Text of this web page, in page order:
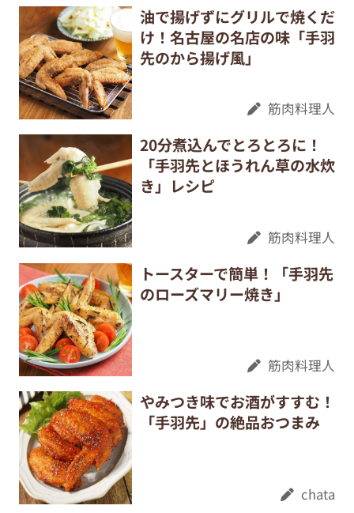
油で揚げずにグリルで焼くだ
け！名古屋の名店の味「手羽
先のから揚げ風」
筋肉料理人
20分煮込んでとろとろに！
「手羽先とほうれん草の水炊
き」レシピ
筋肉料理人
トースターで簡単！「手羽先
のローズマリー焼き」
筋肉料理人
やみつき味でお酒がすすむ！
「手羽先」の絶品おつまみ
chata